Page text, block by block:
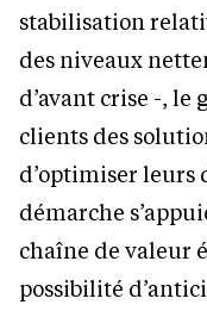
stabilisation
des niveaux
d’avant crise -, le
clients des
d’optimiser leurs
démarche
chaîne de valeur
possibilité